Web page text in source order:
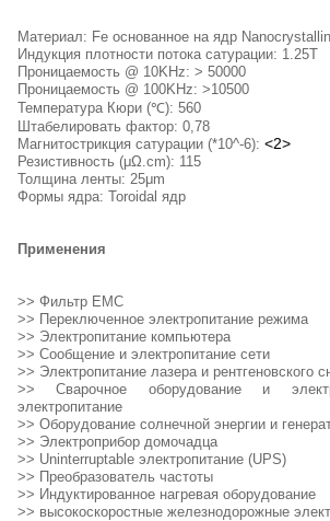
Материал: Fe основанное на ядр
Индукция плотности потока сатурации: 1.25T
Проницаемость @ 10KHz: > 50000
Проницаемость @ 100KHz: >10500
Температура Кюри (℃): 560
Штабелировать фактор: 0,78
Магнитострикция сатурации (*10^-6): <2>
Резистивность (μΩ.cm): 115
Толщина ленты: 25μm
Формы ядра: Toroidal ядр
Применения
>> Фильтр EMC
>> Переключенное электропитание режима
>> Электропитание компьютера
>> Сообщение и электропитание сети
>> Электропитание лазера и рентгеновского
>> Сварочное оборудование и
электропитание
>> Оборудование солнечной энергии и
>> Электроприбор домочадца
>> Uninterruptable электропитание (UPS)
>> Преобразователь частоты
>> Индуктированное нагревая оборудование
>> высокоскоростные железнодорожные